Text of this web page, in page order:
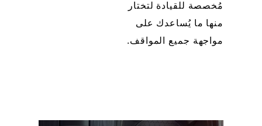
مُخصصة للقيادة لتختار
منها ما يُساعدك على
مواجهة جميع المواقف.